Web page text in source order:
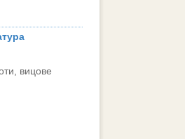
вицове